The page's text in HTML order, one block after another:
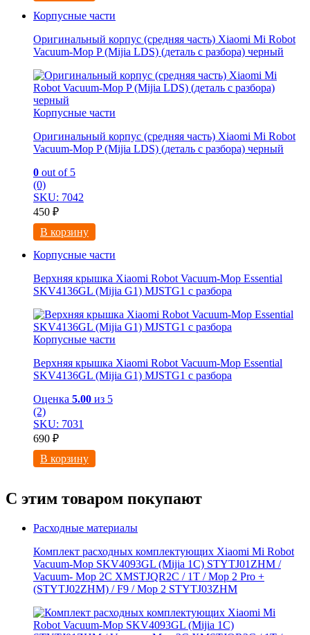
Корпусные части
Оригинальный корпус (средняя часть) Xiaomi Mi Robot
Vacuum-Mop P (Mijia LDS) (деталь с разбора) черный
Корпусные части
Оригинальный корпус (средняя часть) Xiaomi Mi Robot
Vacuum-Mop P (Mijia LDS) (деталь с разбора) черный
0 out of 5
(0)
SKU: 7042
450 ₽
В корзину
Корпусные части
Верхняя крышка Xiaomi Robot Vacuum-Mop Essential
SKV4136GL (Mijia G1) MJSTG1 с разбора
Корпусные части
Верхняя крышка Xiaomi Robot Vacuum-Mop Essential
SKV4136GL (Mijia G1) MJSTG1 с разбора
Оценка 5.00 из 5
(2)
SKU: 7031
690 ₽
В корзину
С этим товаром покупают
Расходные материалы
Комплект расходных комплектующих Xiaomi Mi Robot
Vacuum-Mop SKV4093GL (Mijia 1C) STYTJ01ZHM /
Vacuum- Mop 2C XMSTJQR2C / 1T / Mop 2 Pro +
(STYTJ02ZHM) / F9 / Mop 2 STYTJ03ZHM